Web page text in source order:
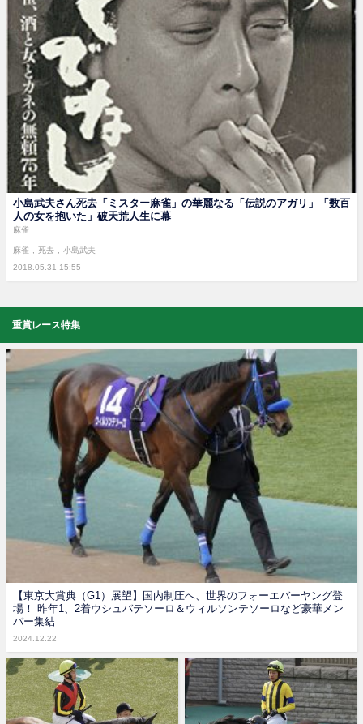
小島武夫さん死去「ミスター麻雀」の華麗なる「伝説のアガリ」「数百
人の女を抱いた」破天荒人生に幕
2018.05.31 15:55
麻雀
麻雀 死去 小島武夫
重賞レース特集
【東京大賞典（G1）展望】国内制圧へ、世界のフォーエバーヤング登
場！ 昨年1、2着ウシュバテソーロ＆ウィルソンテソーロなど豪華メン
バー集結
2024.12.22